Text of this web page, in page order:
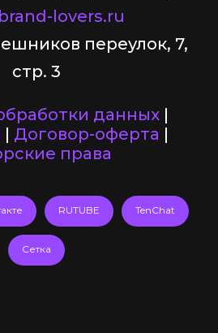
lovers.ru
переулок, 7,
стр. 3
данных|
| Договор-оферта |
права
RUTUBE TenChat
Сетка